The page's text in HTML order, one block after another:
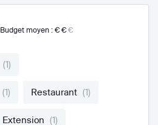
Budget moyen : €€€
(1)
(1) Restaurant (1)
Extension (1)